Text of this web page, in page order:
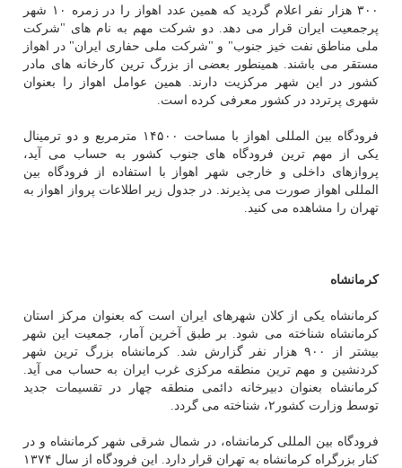
۳۰۰ هزار نفر اعلام گردید كه همین عدد اهواز را در زمره ۱۰ شهر
پرجمعیت ایران قرار می دهد. دو شركت مهم به نام های "شركت
ملی مناطق نفت خیز جنوب" و "شركت ملی حفاری ایران" در اهواز
مستقر می باشند. همینطور بعضی از بزرگ ترین كارخانه های مادر
كشور در این شهر مركزیت دارند. همین عوامل اهواز را بعنوان
شهری پرتردد در كشور معرفی كرده است.
فرودگاه بین المللی اهواز با مساحت ۱۴۵۰۰ مترمربع و دو ترمینال
یكی از مهم ترین فرودگاه های جنوب كشور به حساب می آید،
پروازهای داخلی و خارجی شهر اهواز با استفاده از فرودگاه بین
المللی اهواز صورت می پذیرند. در جدول زیر اطلاعات پرواز اهواز به
تهران را مشاهده می كنید.
كرمانشاه
كرمانشاه یكی از كلان شهرهای ایران است كه بعنوان مركز استان
كرمانشاه شناخته می شود. بر طبق آخرین آمار، جمعیت این شهر
بیشتر از ۹۰۰ هزار نفر گزارش شد. كرمانشاه بزرگ ترین شهر
كردنشین و مهم ترین منطقه مركزی غرب ایران به حساب می آید.
كرمانشاه بعنوان دبیرخانه دائمی منطقه چهار در تقسیمات جدید
توسط وزارت كشور۲، شناخته می گردد.
فرودگاه بین المللی كرمانشاه، در شمال شرقی شهر كرمانشاه و در
كنار بزرگراه كرمانشاه به تهران قرار دارد. این فرودگاه از سال ۱۳۷۴